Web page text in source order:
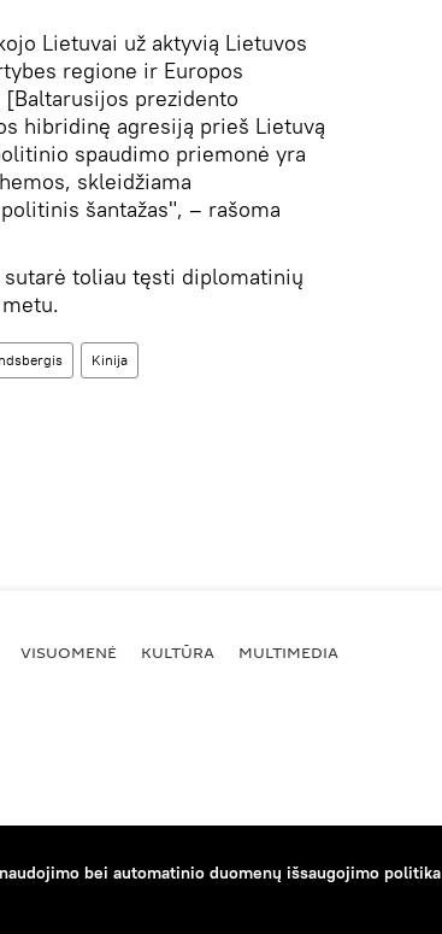
Lietuvai už aktyvią Lietuvos
regione ir Europos
[Baltarusijos prezidento
hibridinę agresiją prieš Lietuvą
spaudimo priemonė yra
skleidžiama
šantažas", – rašoma
toliau tęsti diplomatinių
Kinija
VISUOMENĖ KULTŪRA MULTIMEDIA
bei automatinio duomenų išsaugojimo politika